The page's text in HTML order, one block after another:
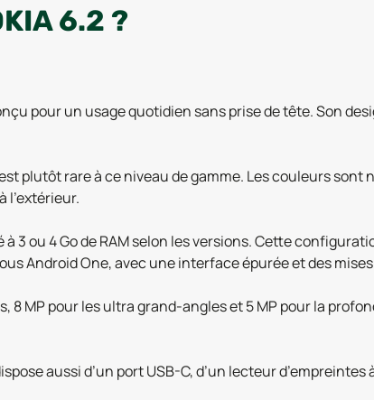
6.2 ?
pour un usage quotidien sans prise de tête. Son
plutôt rare à ce niveau de gamme. Les couleurs
l’extérieur.
3 ou 4 Go de RAM selon les versions. Cette
Android One, avec une interface épurée et des
8 MP pour les ultra grand-angles et 5 MP pour la
aussi d’un port USB-C, d’un lecteur d’empreintes